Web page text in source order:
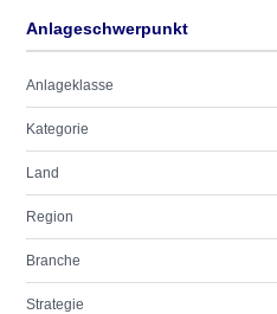
Anlageschwerpunkt
Anlageklasse
Kategorie
Land
Region
Branche
Strategie